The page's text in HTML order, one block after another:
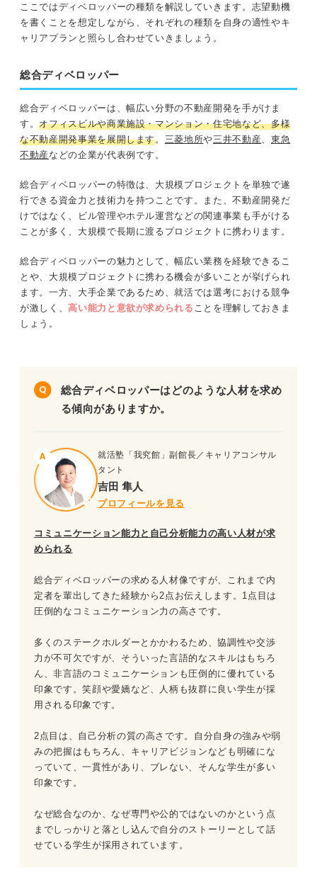
ここではディベロッパーの種類を解説していきます。志望動機
を書くことを想定しながら、それぞれの種類を自身の適性やキ
ャリアプランと照らし合わせていきましょう。
総合ディベロッパー
総合ディベロッパーは、幅広い分野の不動産開発を手がけま
す。オフィスビルや商業施設・マンション・住宅地など、多様
な不動産開発事業を展開します。 三菱地所や三井不動産
東急
不動産 などの企業が代表例です。
総合ディベロッパーの特徴は、大規模プロジェクトを単独で遂
行できる資金力と技術力を持つことです。また、不動産開発だ
けではなく、ビル管理やホテル運営などの関連事業も手がける
ことが多く、大規模で長期に渡るプロジェクトに携わります。
総合ディベロッパーの魅力として、幅広い業務を経験できるこ
とや、大規模プロジェクトに携わる機会が多いことが挙げられ
ます。一方、大手企業であるため、就活では選考における競争
が激しく、高い能力と意欲が求められる ことを理解しておきま
しょう。
総合ディベロッパーはどのような人材を求め
る傾向がありますか。
就活塾「我究館」副館長／キャリアコンサル
タント
吉田 隼人
プロフィールを見る
コミュニケーション能力と自己分析能力の高い人材が求
められる
総合ディベロッパーの求める人材像ですが、これまで内
定者を輩出してきた経験から2点お伝えします。1点目は
圧倒的なコミュニケーション力の高さです。
多くのステークホルダーとかかわるため、協調性や交渉
力が不可欠ですが、そういった言語的なスキルはもちろ
ん、非言語のコミュニケーションも圧倒的に優れている
印象です。笑顔や愛嬌など、人柄も抜群に良い学生が採
用される印象です。
2点目は、自己分析の質の高さです。自分自身の強みや弱
みの把握はもちろん、キャリアビジョンなども明確にな
っていて、一貫性があり、ブレない、そんな学生が多い
印象です。
なぜ総合なのか、なぜ専門や公的ではないのかという点
までしっかりと落とし込んで自分のストーリーとして話
せている学生が採用されています。